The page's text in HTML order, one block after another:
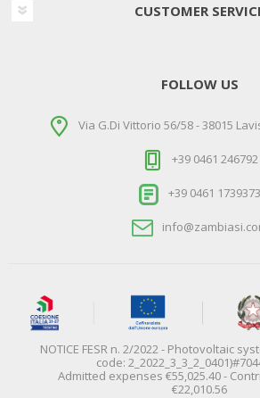
CUSTOMER
FOLLOW US
Via G.Di Vittorio 56/58 - 38015
+39 0461 246792
+39 0461 1739373
NOTICE FESR n. 2/2022 - Photovoltaic
code:
Admitted expenses €55,025.40 -
€22,010.56